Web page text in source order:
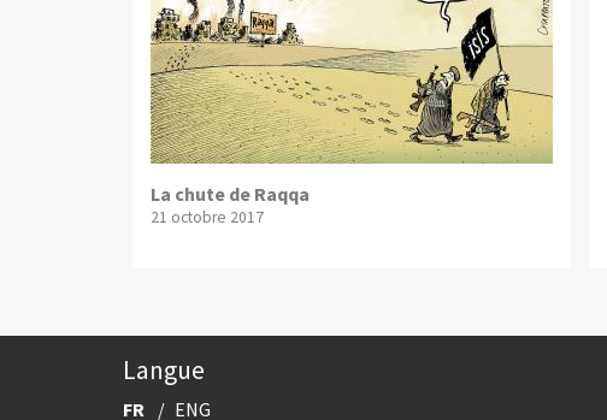
La chute de Raqqa
21 octobre 2017
Langue
FR ENG